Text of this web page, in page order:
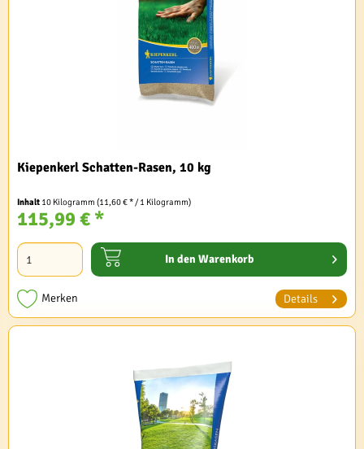
Kiepenkerl Schatten-Rasen, 10 kg
Inhalt 10 Kilogramm(11,60 € * / 1 Kilogramm)
115,99 € *
In den Warenkorb
Merken Details